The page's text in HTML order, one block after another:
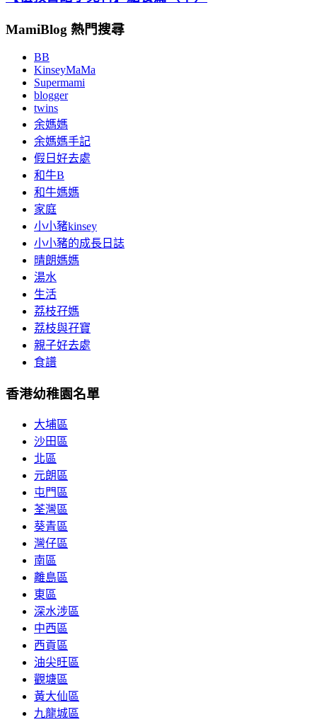
MamiBlog 熱門搜尋
BB
KinseyMaMa
Supermami
blogger
twins
余媽媽
余媽媽手記
假日好去處
和牛B
和牛媽媽
家庭
小小豬kinsey
小小豬的成長日誌
晴朗媽媽
湯水
生活
荔枝孖媽
荔枝與孖寶
親子好去處
食譜
香港幼稚園名單
大埔區
沙田區
北區
元朗區
屯門區
荃灣區
葵青區
灣仔區
南區
離島區
東區
深水涉區
中西區
西貢區
油尖旺區
觀塘區
黃大仙區
九龍城區